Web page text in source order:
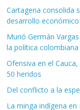
Cartagena consolida
desarrollo económico
Murió Germán
la política colombiana
Ofensiva en el
50 heridos
Del conflicto a la
La minga indígena